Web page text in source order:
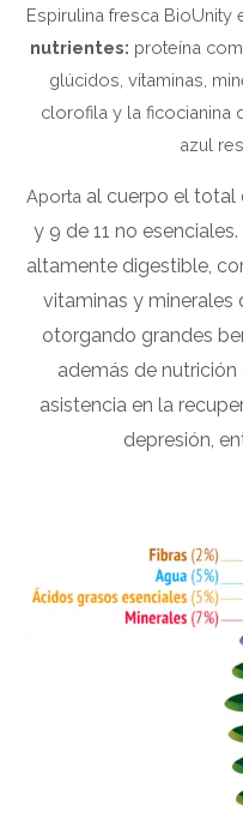
Espirulina fresca
nutrientes: proteína
glúcidos, vitaminas,
clorofila y la ficocianina
azul
Aporta al cuerpo el total
y 9 de 11 no
altamente digestible,
vitaminas y minerales
otorgando grandes
además de nutrición
asistencia en la
depresión,